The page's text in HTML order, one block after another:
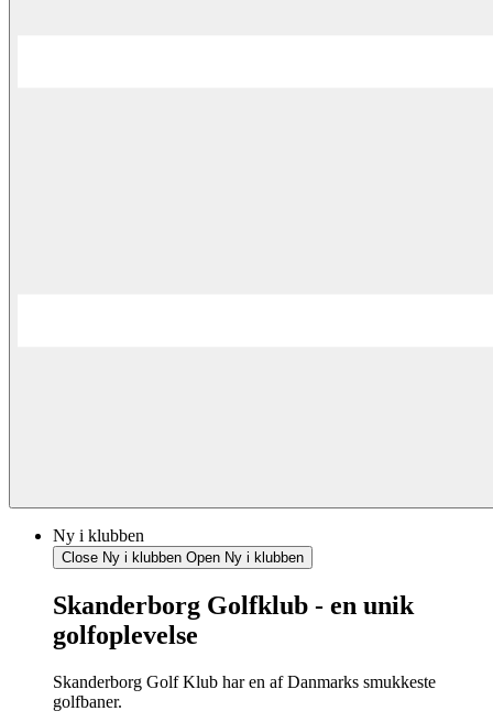
Ny i klubben
Close Ny i klubben Open Ny i klubben
Skanderborg Golfklub - en unik
golfoplevelse
Skanderborg Golf Klub har en af Danmarks smukkeste
golfbaner.